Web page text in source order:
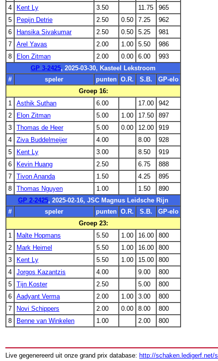
4
Kent Ly 3.50 11.75
965
5
Pepijn Detrie 2.50 0.50 7.25
962
6
Hansika Sivakumar 2.50 0.50 5.25
981
7
Arel Yavas 2.00 1.00 5.50
986
8
Elon Zitman 2.00 0.00 6.00
993
GP 3-2425, 2025-03-30, Kasteel Lekstroom
#
speler punten O.R. S.B.
GP-elo
Groep 16:
1
Asthik Suthan 6.00 17.00
942
2
Elon Zitman 5.00 1.00 17.50
897
3
Thomas de Heer 5.00 0.00 12.00
919
4
Ziva Buddelmeijer 4.00 8.00
928
5
Kent Ly 3.00 8.50
919
6
Kevin Huang 2.50 6.75
888
7
Tivon Ananda 1.50 4.25
895
8
Thomas Nguyen 1.00 1.50
890
GP 2-2425, 2025-02-16, JSC Magnus Leidsche Rijn
#
speler punten O.R. S.B.
GP-elo
Groep 23:
1
Malte Hopmans 5.50 1.00 16.00
800
2
Mark Heimel 5.50 1.00 16.00
800
3
Kent Ly 5.50 1.00 15.00
800
4
Jorgos Kazantzis 4.00 9.00
800
5
Tijn Koster 2.50 5.00
800
6
Aadyant Verma 2.00 1.00 3.00
800
7
Novi Schippers 2.00 0.00 8.00
800
8
Benne van Winkelen 1.00 2.00 800
Live gegenereerd uit onze grand prix database: http://schaken.ledigerf.net/